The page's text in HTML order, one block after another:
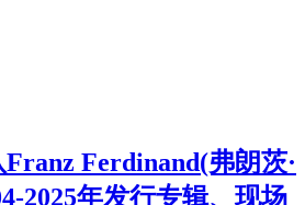
Ferdinand(弗朗茨·
2025年发行专辑、现场